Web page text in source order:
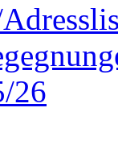
26